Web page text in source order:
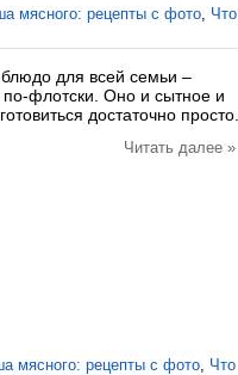
мясного: рецепты с фото, Что
для всей семьи –
флотски. Оно и сытное и
достаточно просто.
Читать далее »
мясного: рецепты с фото, Что